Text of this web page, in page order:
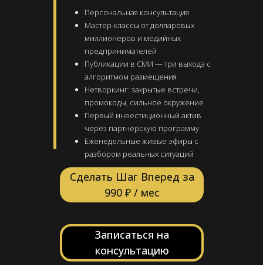
Персональная консультация
Мастер-классы от долларовых
миллионеров и медийных
предпринимателей
Публикации в СМИ — три выхода с
алгоритмом размещения
Нетворкинг: закрытые встречи,
промокоды, сильное окружение
Первый инвестиционный актив
через партнёрскую программу
Еженедельные живые эфиры с
разбором реальных ситуаций
Записаться на
консультацию
Сделать Шаг Вперед за
990 ₽ / мес